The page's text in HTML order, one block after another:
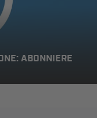
ABONNIERE